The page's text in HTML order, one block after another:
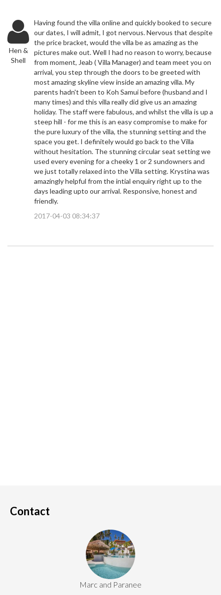
Hen &
Shell
Having found the villa online and quickly booked to secure
our dates, I will admit, I got nervous. Nervous that despite
the price bracket, would the villa be as amazing as the
pictures make out. Well I had no reason to worry, because
from moment, Jeab ( Villa Manager) and team meet you on
arrival, you step through the doors to be greeted with
most amazing skyline view inside an amazing villa. My
parents hadn't been to Koh Samui before (husband and I
many times) and this villa really did give us an amazing
holiday. The staff were fabulous, and whilst the villa is up a
steep hill - for me this is an easy compromise to make for
the pure luxury of the villa, the stunning setting and the
space you get. I definitely would go back to the Villa
without hesitation. The stunning circular seat setting we
used every evening for a cheeky 1 or 2 sundowners and
we just totally relaxed into the Villa setting. Krystina was
amazingly helpful from the intial enquiry right up to the
days leading upto our arrival. Responsive, honest and
friendly.
2017-04-03 08:34:37
Contact
Marc and Paranee